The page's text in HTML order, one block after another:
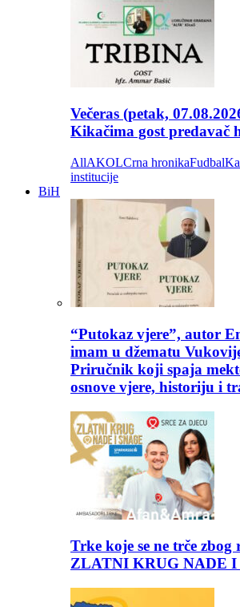
Večeras (petak,
Kikačima gost predavač
AllAKOLCrna hronikaFudbal
institucije
BiH
“Putokaz vjere”, autor
imam u džematu
Priručnik koji spaja
osnove vjere, historiju i
Trke koje se ne trče zbog
ZLATNI KRUG NADE I